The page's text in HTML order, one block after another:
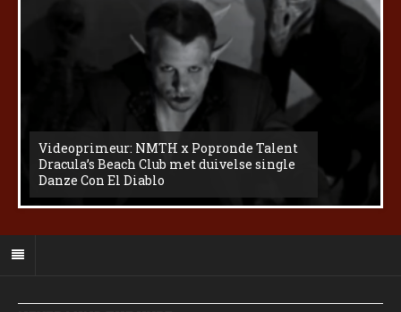
Videoprimeur: NMTH x Popronde Talent
Dracula’s Beach Club met duivelse single
Danze Con El Diablo